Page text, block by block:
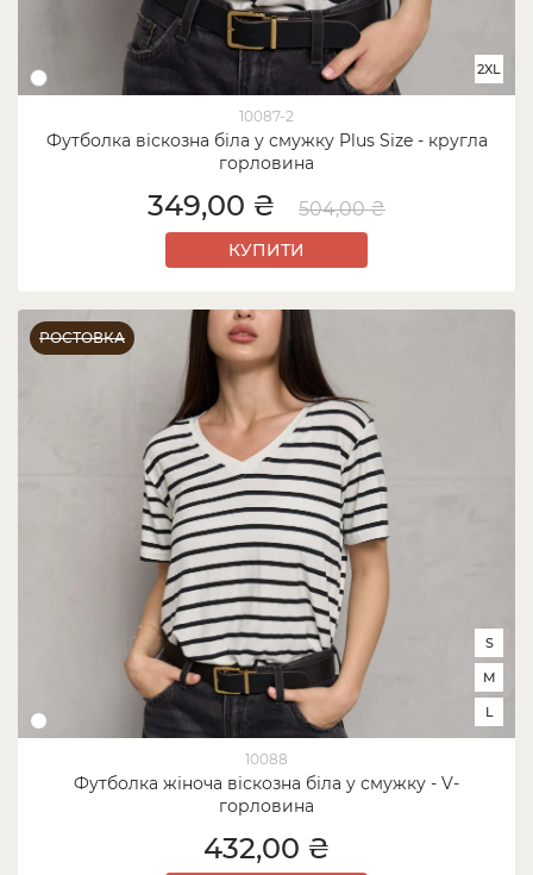
10087-2
Футболка віскозна біла у смужку Plus Size - кругла
горловина
2XL
349,00 ₴ 504,00 ₴
КУПИТИ
РОСТОВКА
10088
Футболка жіноча віскозна біла у смужку - V-
горловина
S
M
L
432,00 ₴